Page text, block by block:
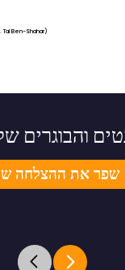
Ben-Shahar)
שפר את ההצלחה
והבוגרים